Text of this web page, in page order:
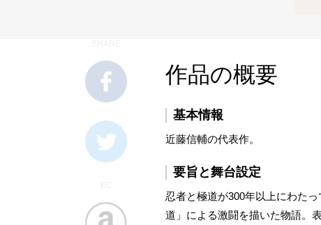
作品の概要
基本情報
近藤信輔の代表作。
要旨と舞台設定
忍者と極道が300年以上にわた
道」による激闘を描いた物語。